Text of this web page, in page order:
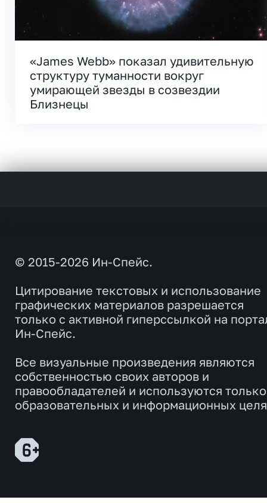
«James Webb» показал удивительную
структуру туманности вокруг
умирающей звезды в созвездии
Близнецы
© 2015-2026 Ин-Спейс.
Цитирование текстовых и использование
графических материалов разрешается
только с активной гиперссылкой на
Ин-Спейс.
Все визуальные произведения являются
собственностью своих авторов и
правообладателей и используются
образовательных и информационных